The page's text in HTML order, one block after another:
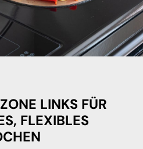
LINKS FÜR
FLEXIBLES